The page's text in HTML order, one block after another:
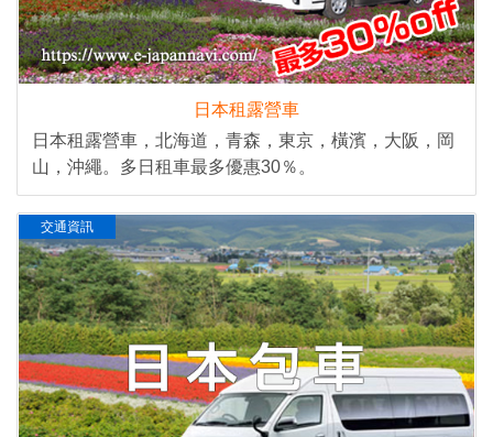
日本租露營車
日本租露營車，北海道，青森，東京，橫濱，大阪，岡
山，沖繩。多日租車最多優惠30％。
交通資訊